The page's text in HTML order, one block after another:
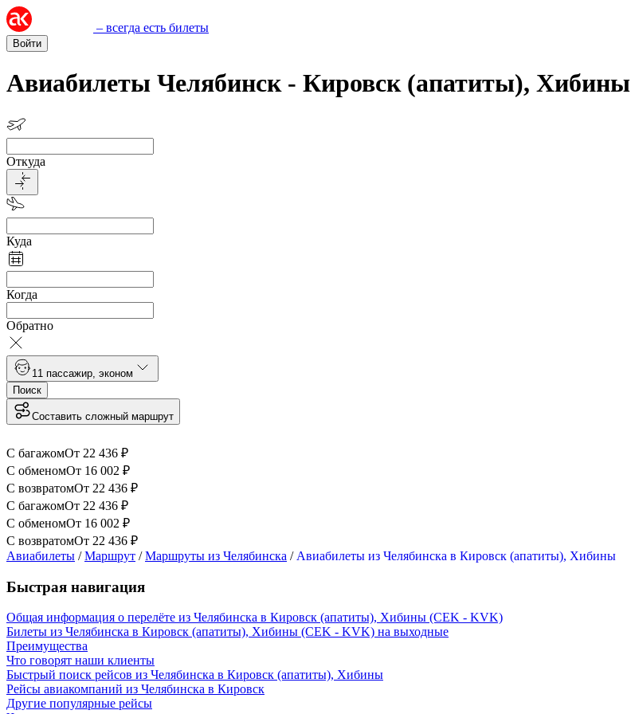
– всегда есть билеты
Войти
Авиабилеты Челябинск - Кировск (апатиты), Хибины
Откуда
Куда
Когда
Обратно
1 1 пассажир эконом
Поиск
Составить сложный маршрут
С багажомОт 22 436 ₽
С обменомОт 16 002 ₽
С возвратомОт 22 436 ₽
С багажомОт 22 436 ₽
С обменомОт 16 002 ₽
С возвратомОт 22 436 ₽
Авиабилеты /Маршрут /Маршруты из Челябинска / Авиабилеты из Челябинска в Кировск (апатиты), Хибины
Быстрая навигация
Общая информация о перелёте из Челябинска в Кировск (апатиты), Хибины (CEK - KVK)
Билеты из Челябинска в Кировск (апатиты), Хибины (CEK - KVK) на выходные
Преимущества
Что говорят наши клиенты
Быстрый поиск рейсов из Челябинска в Кировск (апатиты), Хибины
Рейсы авиакомпаний из Челябинска в Кировск
Другие популярные рейсы